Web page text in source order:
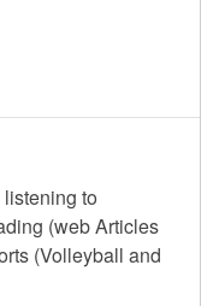
to
(web Articles
(Volleyball and